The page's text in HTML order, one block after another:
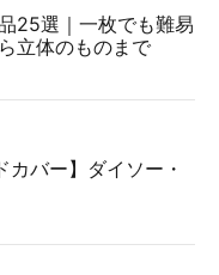
25選｜一枚でも難易
立体のものまで
カバー】ダイソー・